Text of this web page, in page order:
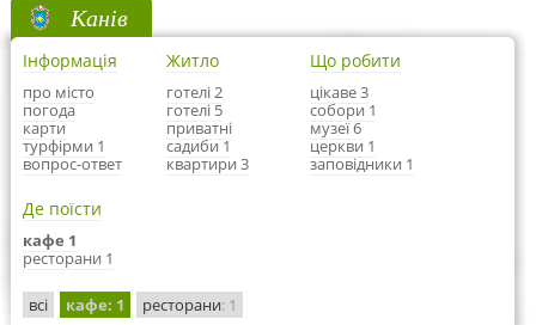
Канів
Інформація
про місто
погода
карти
турфірми 1
вопрос-ответ
Житло
готелі 2
готелі 5
приватні
садиби 1
квартири 3
Що робити
цікаве 3
собори 1
музеї 6
церкви 1
заповідники 1
Де поїсти
кафе 1
ресторани 1
всі кафе: 1 ресторани: 1